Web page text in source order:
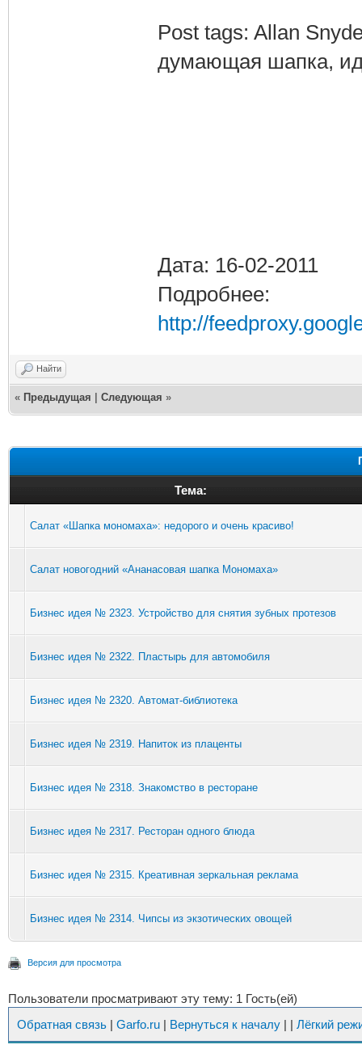
Post tags: Allan
думающая шапка,
Дата: 16-02-2011
Подробнее:
http://
Найти
« Предыдущая Следующая »
Тема:
Салат «Шапка мономаха»: недорого и очень красиво!
Салат новогодний «Ананасовая шапка Мономаха»
Бизнес идея № 2323. Устройство для снятия зубных протезов
Бизнес идея № 2322. Пластырь для автомобиля
Бизнес идея № 2320. Автомат-библиотека
Бизнес идея № 2319. Напиток из плаценты
Бизнес идея № 2318. Знакомство в ресторане
Бизнес идея № 2317. Ресторан одного блюда
Бизнес идея № 2315. Креативная зеркальная реклама
Бизнес идея № 2314. Чипсы из экзотических овощей
Версия для просмотра
Пользователи просматривают эту тему: 1 Гость(ей)
Обратная связь | Garfo.ru | Вернуться к началу | | Лёгкий